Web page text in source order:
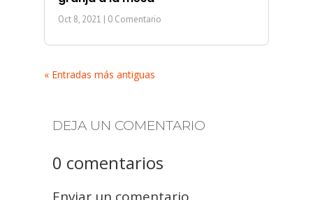
Oct 8, 2021 | 0 Comentario
« Entradas más antiguas
DEJA UN COMENTARIO
0 comentarios
Enviar un comentario